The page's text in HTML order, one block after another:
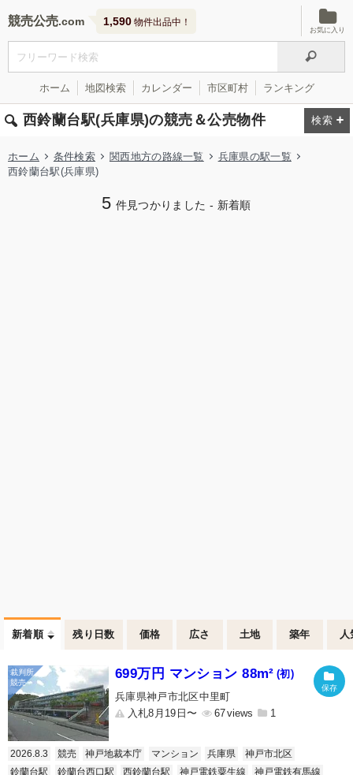
競売公売 1,590 物件出品中！
お気に入り
ホーム 地図検索 カレンダー 市区町村 ランキング
西鈴蘭台駅(兵庫県)の競売＆公売物件
ホーム 条件検索 関西地方の路線一覧
兵庫県の駅一覧
西鈴蘭台駅(兵庫県)
5 件見つかりました - 新着順
新着順 残り日数 価格 広さ 土地 築年 人
699万円 マンション 88m² (初)
兵庫県神戸市北区中里町
入札8月19日〜
67 1
2026.8.3 競売 神戸地裁本庁 マンション 兵庫県
神戸市北区
鈴蘭台駅
鈴蘭台西口駅 西鈴蘭台駅 神戸電鉄粟生線
神戸電鉄有馬線